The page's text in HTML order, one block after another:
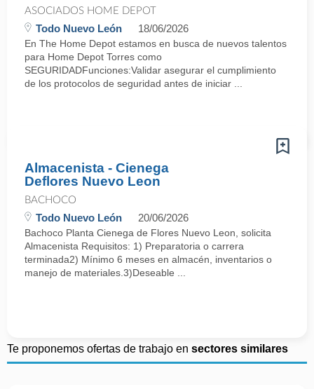
ASOCIADOS HOME DEPOT
Todo Nuevo León 18/06/2026
En The Home Depot estamos en busca de nuevos talentos
para Home Depot Torres como
SEGURIDADFunciones:Validar asegurar el cumplimiento
de los protocolos de seguridad antes de iniciar ...
Almacenista - Cienega
Deflores Nuevo Leon
BACHOCO
Todo Nuevo León 20/06/2026
Bachoco Planta Cienega de Flores Nuevo Leon, solicita
Almacenista Requisitos: 1) Preparatoria o carrera
terminada2) Mínimo 6 meses en almacén, inventarios o
manejo de materiales.3)Deseable ...
Te proponemos ofertas de trabajo en sectores similares